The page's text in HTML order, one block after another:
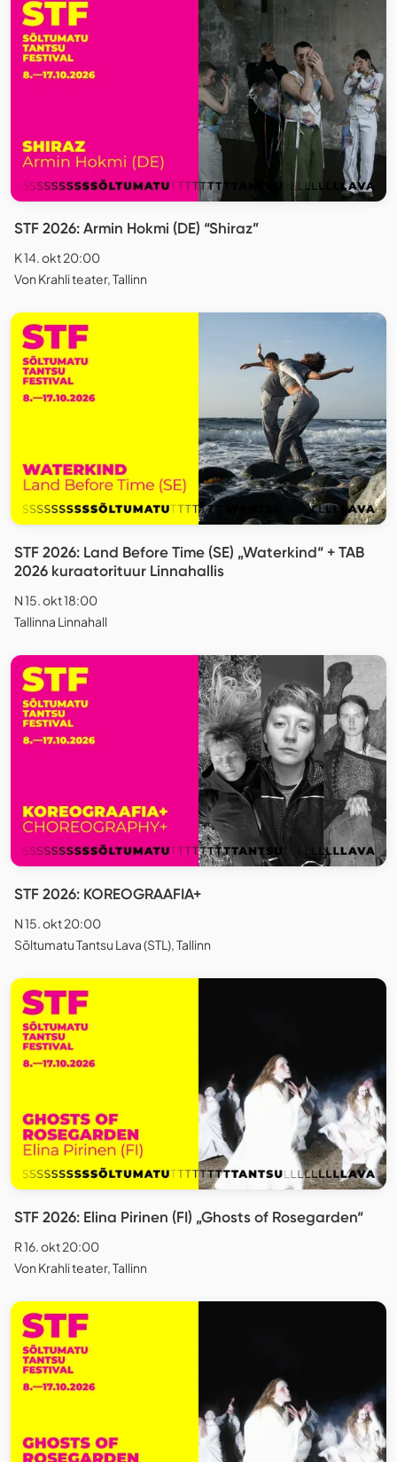
STF 2026: Armin Hokmi (DE) “Shiraz”
K 14. okt 20:00
Von Krahli teater, Tallinn
STF 2026: Land Before Time (SE) „Waterkind“ + TAB
2026 kuraatorituur Linnahallis
N 15. okt 18:00
Tallinna Linnahall
STF 2026: KOREOGRAAFIA+
N 15. okt 20:00
Sõltumatu Tantsu Lava (STL), Tallinn
STF 2026: Elina Pirinen (FI) „Ghosts of Rosegarden“
R 16. okt 20:00
Von Krahli teater, Tallinn